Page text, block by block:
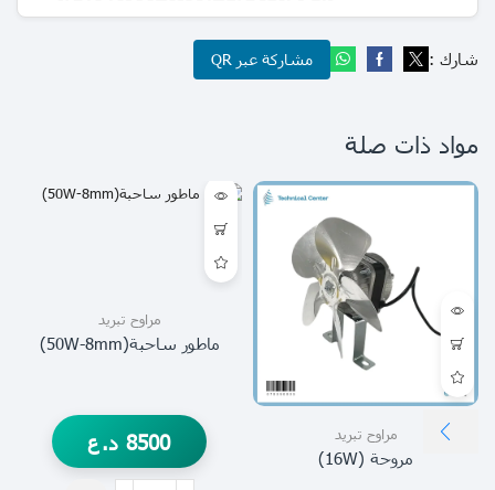
شارك : مشاركة عبر QR
مواد ذات صلة
مراوح تبريد
مروحة (16W)
مراوح تبريد
ماطور ساحبة(50W-8mm)
8500 د.ع